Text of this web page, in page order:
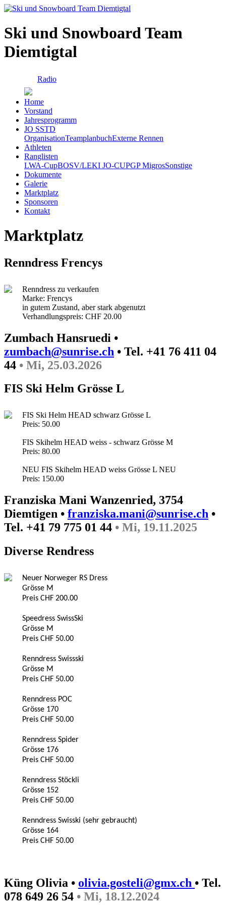
Ski und Snowboard Team
Diemtigtal
Radio
Home
Vorstand
Jahresprogramm
JO SSTD
OrganisationTeamplanbuchExterne Rennen
Athleten
Ranglisten
LWA-CupBOSV/LEKI JO-CUPGP MigrosSonstige
Dokumente
Galerie
Marktplatz
Sponsoren
Kontakt
Marktplatz
Renndress Frencys
Renndress zu verkaufen
Marke: Frencys
in gutem Zustand, aber stark abgenutzt
Verhandlungspreis: CHF 20.00
Zumbach Hansruedi •
zumbach@sunrise.ch • Tel. +41 76 411 04
44 • Mi, 25.03.2026
FIS Ski Helm Grösse L
FIS Ski Helm HEAD schwarz Grösse L
Preis: 50.00
FIS Skihelm HEAD weiss - schwarz Grösse M
Preis: 80.00
NEU FIS Skihelm HEAD weiss Grösse L NEU
Preis: 150.00
Franziska Mani Wanzenried, 3754
Diemtigen • franziska.mani@sunrise.ch •
Tel. +41 79 775 01 44 • Mi, 19.11.2025
Diverse Rendress
Neuer Norweger RS Dress
Grösse M
Preis CHF 200.00
Speedress SwissSki
Grösse M
Preis CHF 50.00
Renndress Swissski
Grösse M
Preis CHF 50.00
Renndress POC
Grösse 170
Preis CHF 50.00
Renndress Spider
Grösse 176
Preis CHF 50.00
Renndress Stöckli
Grösse 152
Preis CHF 50.00
Renndress Swisski (sehr gebraucht)
Grösse 164
Preis CHF 50.00
Küng Olivia • olivia.gosteli@gmx.ch • Tel.
078 649 26 54 • Mi, 18.12.2024